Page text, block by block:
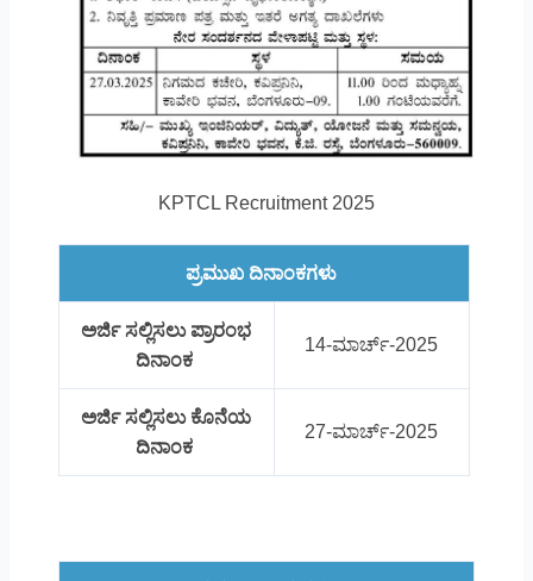
KPTCL Recruitment 2025
ಪ್ರಮುಖ ದಿನಾಂಕಗಳು
ಅರ್ಜಿ ಸಲ್ಲಿಸಲು ಪ್ರಾರಂಭ
ದಿನಾಂಕ
14-ಮಾರ್ಚ್-2025
ಅರ್ಜಿ ಸಲ್ಲಿಸಲು ಕೊನೆಯ
ದಿನಾಂಕ
27-ಮಾರ್ಚ್-2025